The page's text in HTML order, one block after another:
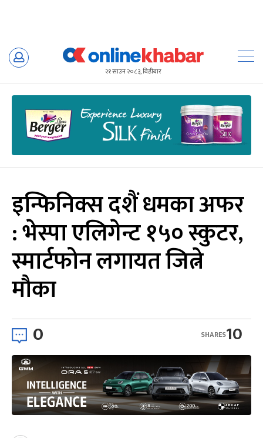
Skip
२१ साउन २०८३, बिहीबार
इन्फिनिक्स दशैं धमका अफर
: भेस्पा एलिगेन्ट १५० स्कुटर,
स्मार्टफोन लगायत जित्ने
मौका
0 10
SHARES